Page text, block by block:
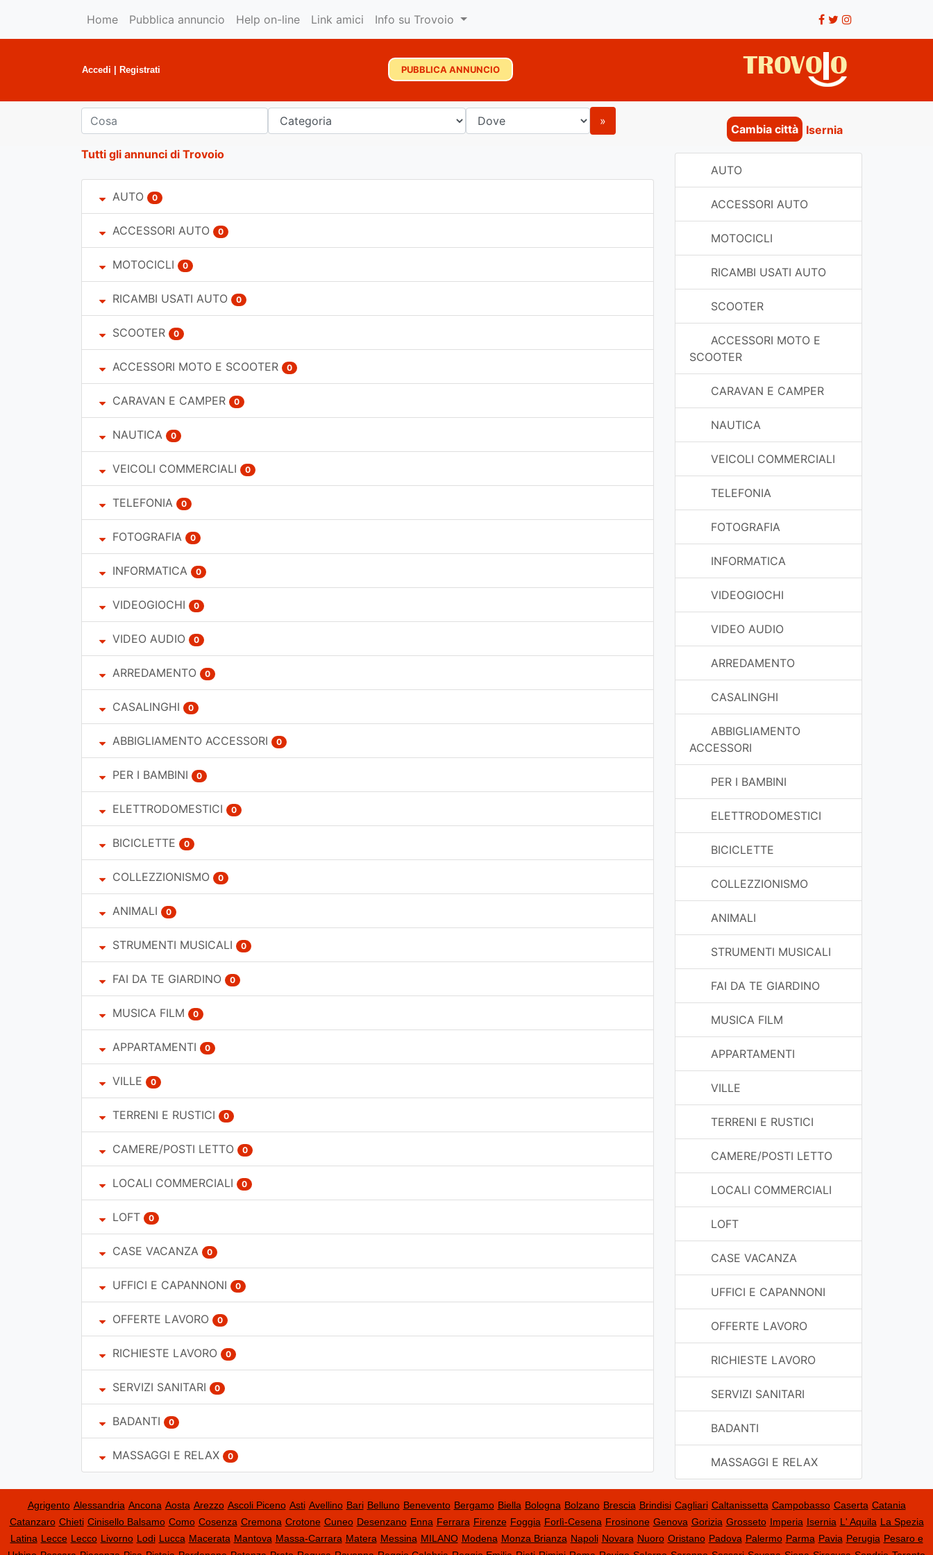
Home Pubblica annuncio Help on-line Link amici Info su Trovoio
Accedi Registrati PUBBLICA ANNUNCIO
»
Cambia città Isernia
Tutti gli annunci di Trovoio
AUTO 0
ACCESSORI AUTO 0
MOTOCICLI 0
RICAMBI USATI AUTO 0
SCOOTER 0
ACCESSORI MOTO E SCOOTER 0
CARAVAN E CAMPER 0
NAUTICA 0
VEICOLI COMMERCIALI 0
TELEFONIA 0
FOTOGRAFIA 0
INFORMATICA 0
VIDEOGIOCHI 0
VIDEO AUDIO 0
ARREDAMENTO 0
CASALINGHI 0
ABBIGLIAMENTO ACCESSORI 0
PER I BAMBINI 0
ELETTRODOMESTICI 0
BICICLETTE 0
COLLEZZIONISMO 0
ANIMALI 0
STRUMENTI MUSICALI 0
FAI DA TE GIARDINO 0
MUSICA FILM 0
APPARTAMENTI 0
VILLE 0
TERRENI E RUSTICI 0
CAMERE/POSTI LETTO 0
LOCALI COMMERCIALI 0
LOFT 0
CASE VACANZA 0
UFFICI E CAPANNONI 0
OFFERTE LAVORO 0
RICHIESTE LAVORO 0
SERVIZI SANITARI 0
BADANTI 0
MASSAGGI E RELAX 0
AUTO
ACCESSORI AUTO
MOTOCICLI
RICAMBI USATI AUTO
SCOOTER
ACCESSORI MOTO E
SCOOTER
CARAVAN E CAMPER
NAUTICA
VEICOLI COMMERCIALI
TELEFONIA
FOTOGRAFIA
INFORMATICA
VIDEOGIOCHI
VIDEO AUDIO
ARREDAMENTO
CASALINGHI
ABBIGLIAMENTO
ACCESSORI
PER I BAMBINI
ELETTRODOMESTICI
BICICLETTE
COLLEZZIONISMO
ANIMALI
STRUMENTI MUSICALI
FAI DA TE GIARDINO
MUSICA FILM
APPARTAMENTI
VILLE
TERRENI E RUSTICI
CAMERE/POSTI LETTO
LOCALI COMMERCIALI
LOFT
CASE VACANZA
UFFICI E CAPANNONI
OFFERTE LAVORO
RICHIESTE LAVORO
SERVIZI SANITARI
BADANTI
MASSAGGI E RELAX
Agrigento Alessandria Ancona Aosta Arezzo Ascoli Piceno Asti Avellino Bari Belluno Benevento Bergamo Biella Bologna Bolzano Brescia Brindisi Cagliari Caltanissetta Campobasso Caserta Catania
Catanzaro Chieti Cinisello Balsamo Como Cosenza Cremona Crotone Cuneo Desenzano Enna Ferrara Firenze Foggia Forlì-Cesena Frosinone Genova Gorizia Grosseto Imperia Isernia L' Aquila La Spezia
Latina Lecce Lecco Livorno Lodi Lucca Macerata Mantova Massa-Carrara Matera Messina MILANO Modena Monza Brianza Napoli Novara Nuoro Oristano Padova Palermo Parma Pavia Perugia Pesaro e